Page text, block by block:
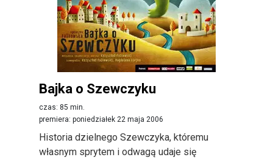
Bajka o Szewczyku
czas: 85 min.
premiera: poniedziałek 22 maja 2006
Historia dzielnego Szewczyka, któremu
własnym sprytem i odwagą udaje się